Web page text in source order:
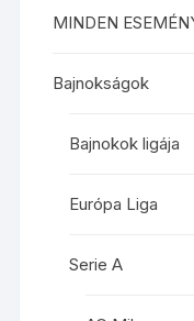
MINDEN
Bajnokságok
Bajnokok ligája
Európa Liga
Serie A